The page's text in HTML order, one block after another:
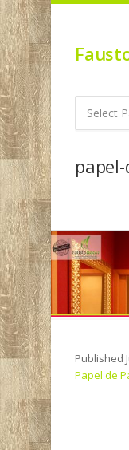
Published
Papel de